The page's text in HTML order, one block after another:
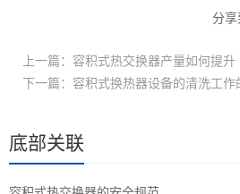
分享
上一篇：容积式热交换器产量如何提升
下一篇：容积式换热器设备的清洗工
底部关联